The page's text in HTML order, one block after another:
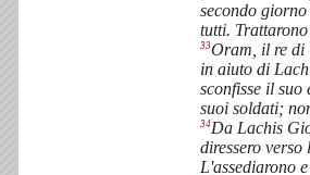
secondo
tutti.
33Oram, il re di
in aiuto di
sconfisse il suo
suoi soldati;
34Da Lachis
diressero
L'assediarono